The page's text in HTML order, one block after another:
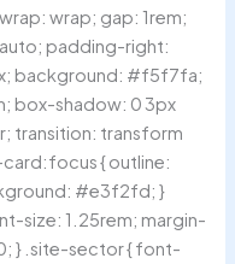
wrap; gap: 1rem;
padding-right:
background: #f5f7fa;
box-shadow: 0 3px
transition: transform
{ outline:
#e3f2fd; }
size: 1.25rem; margin-
} .site-sector { font-